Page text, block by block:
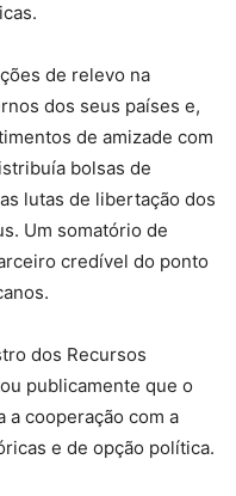
de relevo na
dos seus países e,
de amizade com
bolsas de
lutas de libertação dos
Um somatório de
credível do ponto
dos Recursos
publicamente que o
cooperação com a
e de opção política.